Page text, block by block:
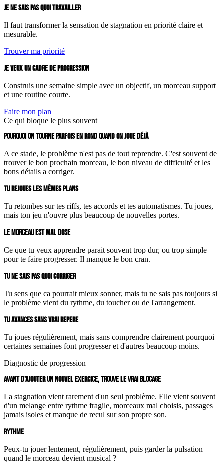
JE NE SAIS PAS QUOI TRAVAILLER
Il faut transformer la sensation de stagnation en priorité claire et
mesurable.
Trouver ma priorité
JE VEUX UN CADRE DE PROGRESSION
Construis une semaine simple avec un objectif, un morceau support
et une routine courte.
Faire mon plan
Ce qui bloque le plus souvent
POURQUOI ON TOURNE PARFOIS EN ROND QUAND ON JOUE DÉJÀ
A ce stade, le problème n'est pas de tout reprendre. C'est souvent de
trouver le bon prochain morceau, le bon niveau de difficulté et les
bons détails a corriger.
TU REJOUES LES MÊMES PLANS
Tu retombes sur tes riffs, tes accords et tes automatismes. Tu joues,
mais ton jeu n'ouvre plus beaucoup de nouvelles portes.
LE MORCEAU EST MAL DOSE
Ce que tu veux apprendre parait souvent trop dur, ou trop simple
pour te faire progresser. Il manque le bon cran.
TU NE SAIS PAS QUOI CORRIGER
Tu sens que ca pourrait mieux sonner, mais tu ne sais pas toujours si
le problème vient du rythme, du toucher ou de l'arrangement.
TU AVANCES SANS VRAI REPERE
Tu joues régulièrement, mais sans comprendre clairement pourquoi
certaines semaines font progresser et d'autres beaucoup moins.
Diagnostic de progression
AVANT D'AJOUTER UN NOUVEL EXERCICE, TROUVE LE VRAI BLOCAGE
La stagnation vient rarement d'un seul problème. Elle vient souvent
d'un melange entre rythme fragile, morceaux mal choisis, passages
jamais isoles et manque de recul sur son propre son.
RYTHME
Peux-tu jouer lentement, régulièrement, puis garder la pulsation
quand le morceau devient musical ?